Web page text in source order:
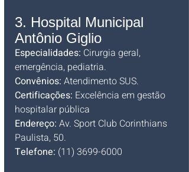
3. Hospital Municipal
Antônio Giglio
Especialidades: Cirurgia geral,
emergência, pediatria.
Convênios: Atendimento SUS.
Certificações: Excelência em gestão
hospitalar pública
Endereço: Av. Sport Club Corinthians
Paulista, 50.
Telefone: (11) 3699-6000